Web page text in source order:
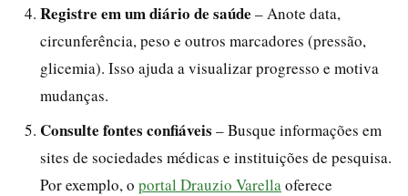
Registre em um diário de saúde – Anote data,
circunferência, peso e outros marcadores (pressão,
glicemia). Isso ajuda a visualizar progresso e motiva
mudanças.
Consulte fontes confiáveis – Busque informações em
sites de sociedades médicas e instituições de pesquisa.
Por exemplo, o portal Drauzio Varella oferece